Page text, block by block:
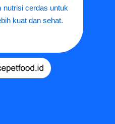
nutrisi cerdas untuk
kuat dan sehat.